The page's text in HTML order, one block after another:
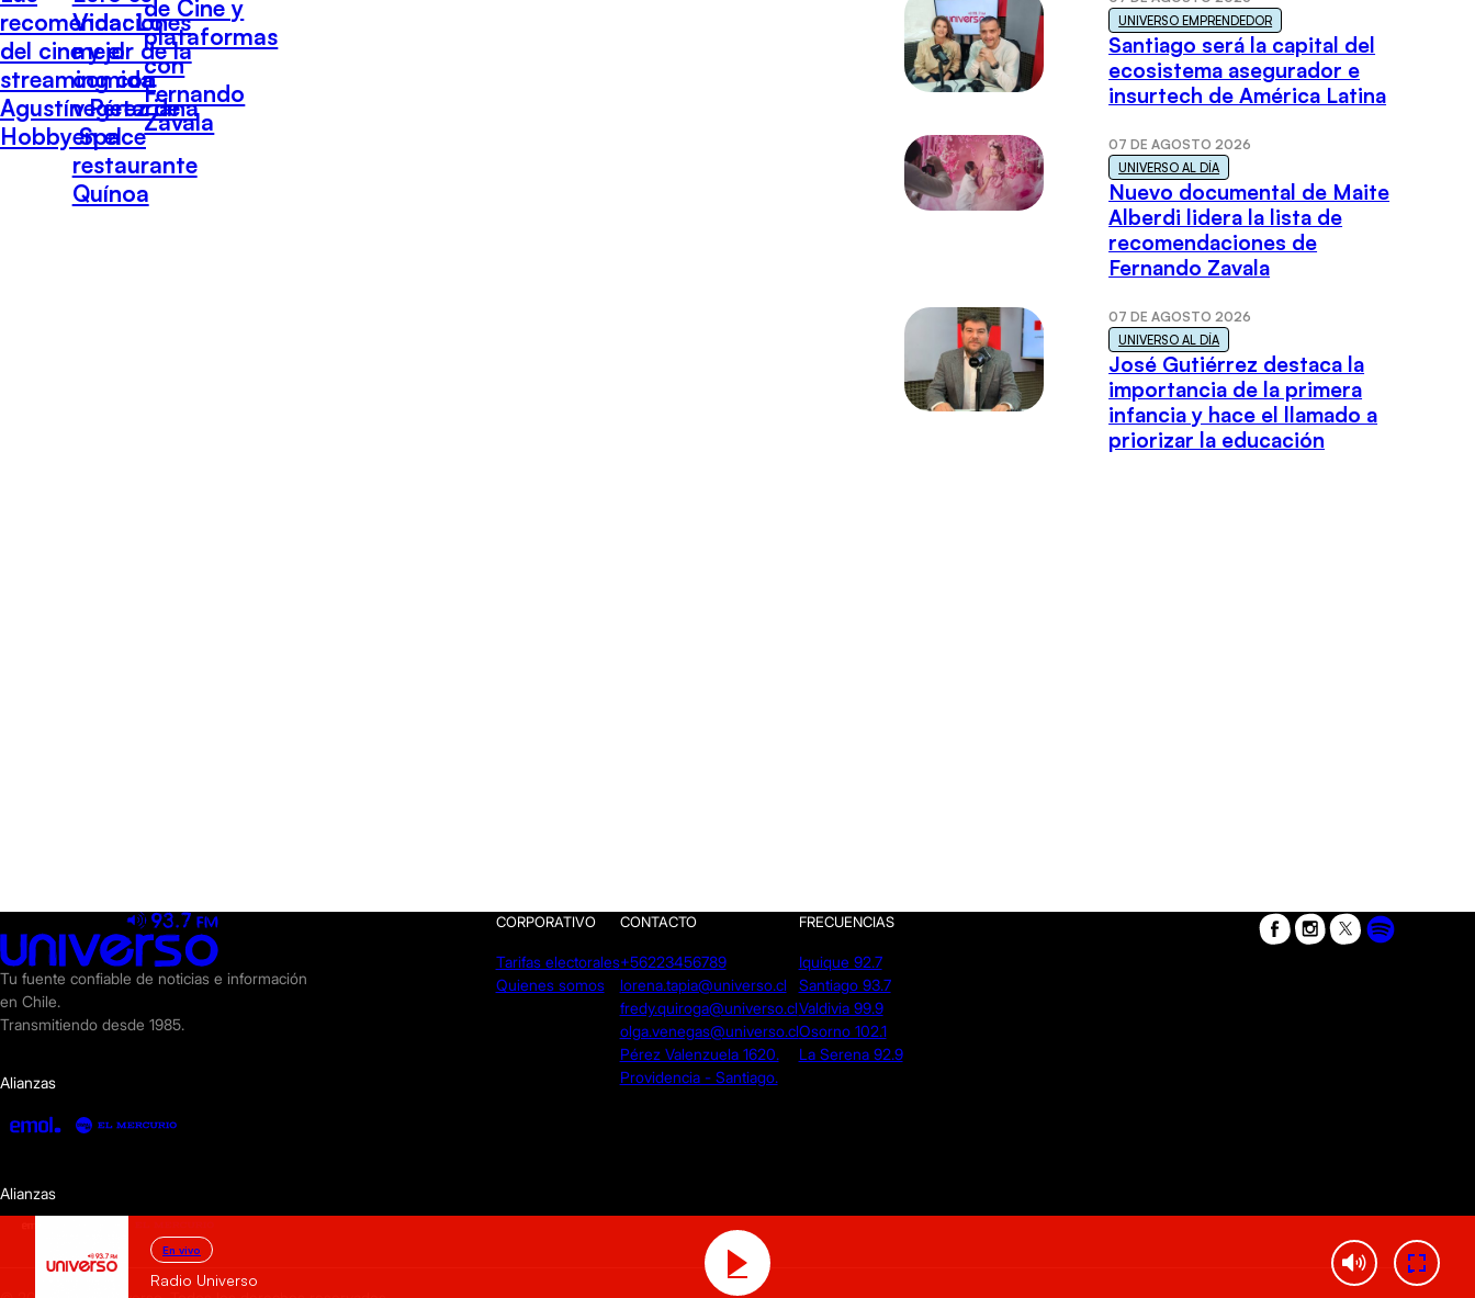
recomendaciones
del cine y el
streaming con
Agustín Pérez de
Hobby Space
Vida: Lo
mejor de la
comida
vegetariana
en el
restaurante
Quínoa
de Cine y
plataformas
con
Fernando
Zavala
UNIVERSO EMPRENDEDOR
Santiago será la capital del
ecosistema asegurador e
insurtech de América Latina
07 DE AGOSTO 2026
UNIVERSO AL DÍA
Nuevo documental de Maite
Alberdi lidera la lista de
recomendaciones de
Fernando Zavala
07 DE AGOSTO 2026
UNIVERSO AL DÍA
José Gutiérrez destaca la
importancia de la primera
infancia y hace el llamado a
priorizar la educación
En vivo
Radio Universo
Tu fuente confiable de noticias e información
en Chile.
Transmitiendo desde 1985.
Alianzas
CORPORATIVO
Tarifas electorales
Quienes somos
CONTACTO
+56223456789
lorena.tapia@universo.cl
fredy.quiroga@universo.cl
olga.venegas@universo.cl
Pérez Valenzuela 1620.
Providencia - Santiago.
FRECUENCIAS
Iquique 92.7
Santiago 93.7
Valdivia 99.9
Osorno 102.1
La Serena 92.9
Alianzas